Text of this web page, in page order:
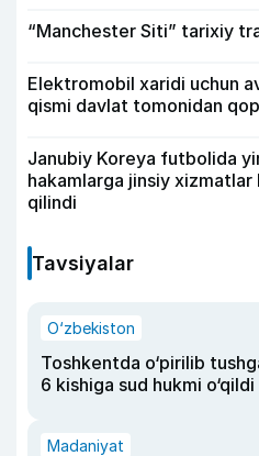
“Manchester Siti” tarixiy
Elektromobil xaridi uchun
qismi davlat tomonidan
Janubiy Koreya futbolida
hakamlarga jinsiy xizmatlar
qilindi
Tavsiyalar
O‘zbekiston
Toshkentda o‘pirilib
6 kishiga sud hukmi o‘qildi
Madaniyat